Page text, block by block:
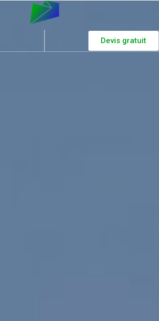
Devis gratuit